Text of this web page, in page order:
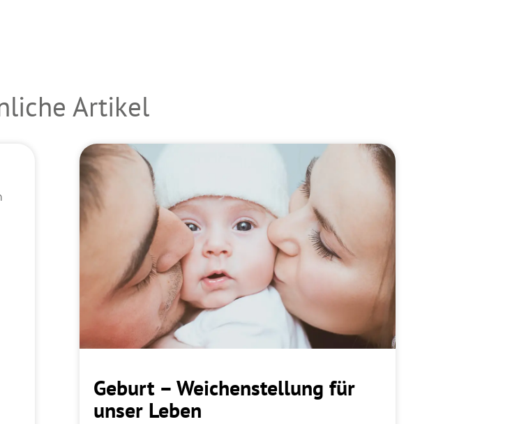
Artikel
Geburt – Weichenstellung für
unser Leben